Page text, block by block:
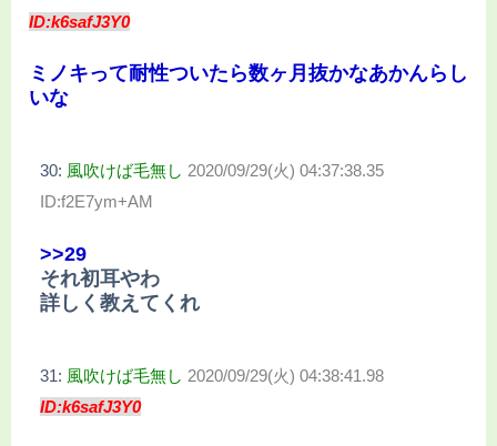
ID:k6safJ3Y0
ミノキって耐性ついたら数ヶ月抜かなあかんらし
いな
30: 風吹けば毛無し 2020/09/29(火) 04:37:38.35
ID:f2E7ym+AM
>>29
それ初耳やわ
詳しく教えてくれ
31: 風吹けば毛無し 2020/09/29(火) 04:38:41.98
ID:k6safJ3Y0